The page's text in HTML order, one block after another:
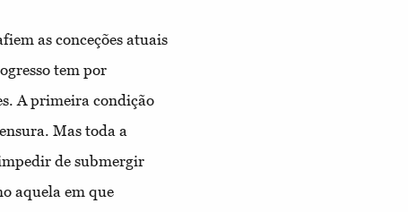
as conceções atuais
tem por
A primeira condição
Mas toda a
de submergir
aquela em que